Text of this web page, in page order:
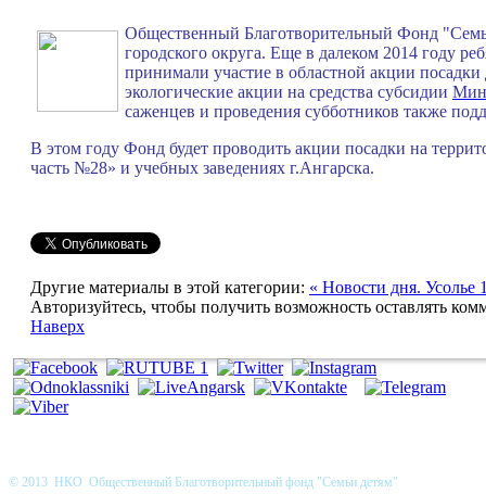
Общественный Благотворительный Фонд
городского округа. Еще в далеком 2014 году
принимали участие в областной акции
экологические акции на средства субсидии
саженцев и проведения субботников также
В этом году Фонд будет проводить акции посадки на
часть №28» и учебных заведениях г.Ангарска.
Другие материалы в этой категории: « Новости дня. Усолье
Авторизуйтесь, чтобы получить возможность оставлять
Наверх
© 2013 НКО Общественный Благотворительный фонд "Семьи детям"